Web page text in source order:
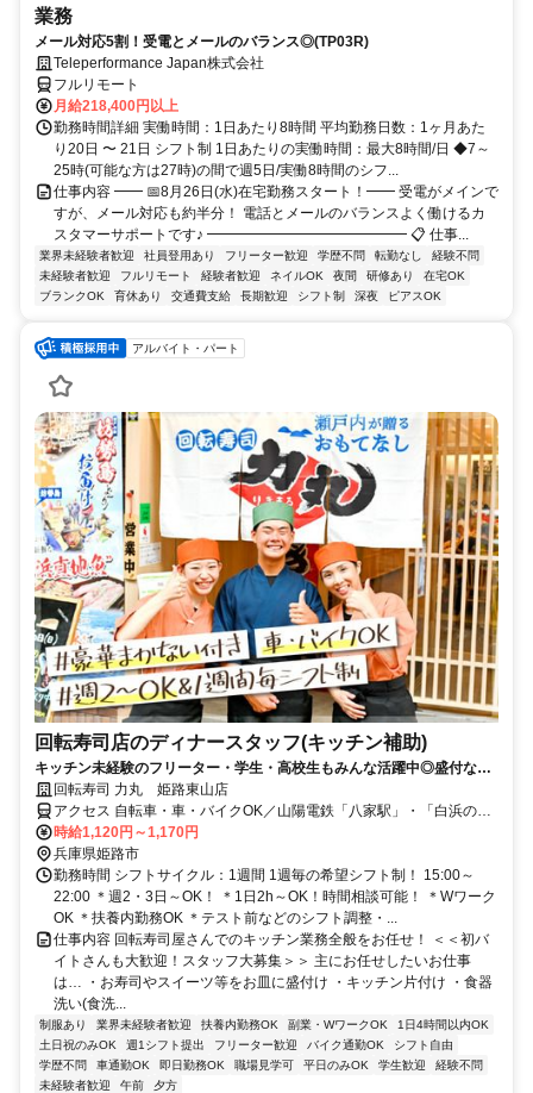
業務
メール対応5割！受電とメールのバランス◎(TP03R)
Teleperformance Japan株式会社
フルリモート
月給218,400円以上
勤務時間詳細 実働時間：1日あたり8時間 平均勤務日数：1ヶ月あた
り20日 〜 21日 シフト制 1日あたりの実働時間：最大8時間/日 ◆7～
25時(可能な方は27時)の間で週5日/実働8時間のシフ...
仕事内容 ━━ 📅8月26日(水)在宅勤務スタート！━━ 受電がメインで
すが、メール対応も約半分！ 電話とメールのバランスよく働けるカ
スタマーサポートです♪ ━━━━━━━━━━━━━━ 📋 仕事...
業界未経験者歓迎 社員登用あり フリーター歓迎 学歴不問 転勤なし
経験不問
未経験者歓迎
フルリモート 経験者歓迎 ネイルOK 夜間 研修あり
在宅OK
ブランクOK
育休あり 交通費支給 長期歓迎 シフト制 深夜 ピアスOK
アルバイト・パート
回転寿司店のディナースタッフ(キッチン補助)
キッチン未経験のフリーター・学生・高校生もみんな活躍中◎盛付など
簡単なお仕事からでOK♪「テスト前は休み」「ラスト中心」「学校終わ
りの18時～」など融通◎
回転寿司 力丸 姫路東山店
アクセス 自転車・車・バイクOK／山陽電鉄「八家駅」・「白浜の宮
駅」～自転車で5分／JR「御着駅」～車10分（ガソリン代支給）
時給1,120円～1,170円
兵庫県姫路市
勤務時間 シフトサイクル：1週間 1週毎の希望シフト制！ 15:00～
22:00 ＊週2・3日～OK！ ＊1日2h～OK！時間相談可能！ ＊Wワーク
OK ＊扶養内勤務OK ＊テスト前などのシフト調整・...
仕事内容 回転寿司屋さんでのキッチン業務全般をお任せ！ ＜＜初バ
イトさんも大歓迎！スタッフ大募集＞＞ 主にお任せしたいお仕事
は… ・お寿司やスイーツ等をお皿に盛付け ・キッチン片付け ・食器
洗い(食洗...
制服あり 業界未経験者歓迎 扶養内勤務OK 副業・WワークOK
1日4時間以内OK
土日祝のみOK
週1シフト提出 フリーター歓迎 バイク通勤OK
シフト自由
学歴不問
車通勤OK 即日勤務OK 職場見学可 平日のみOK 学生歓迎
経験不問
未経験者歓迎
午前 夕方